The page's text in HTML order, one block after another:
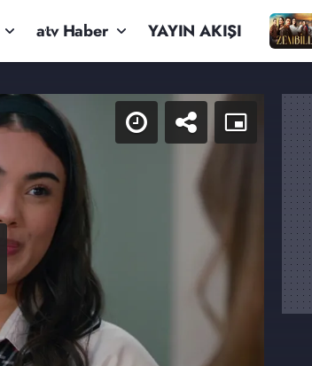
atv Haber YAYIN AKIŞI